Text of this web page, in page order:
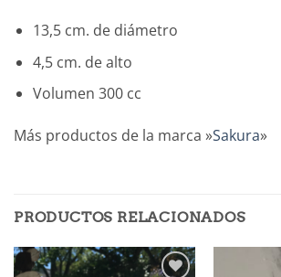
13,5 cm. de diámetro
4,5 cm. de alto
Volumen 300 cc
Más productos de la marca »Sakura»
PRODUCTOS RELACIONADOS